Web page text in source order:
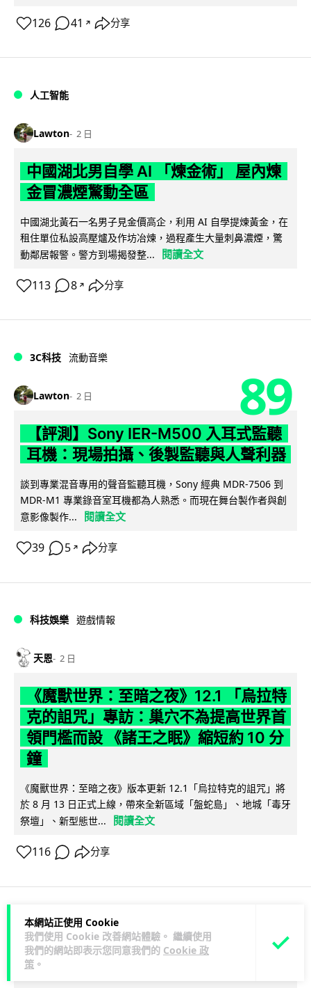
本網站正使用 Cookie
我們使用 Cookie 改善網站體驗。 繼續使用
我們的網站即表示您同意我們的 Cookie 政
策 。
126 41 ↗ 分享
人工智能
Lawton 2 日
中國湖北男自學 AI 「煉金術」 屋內煉
金冒濃煙驚動全區
中國湖北黃石一名男子見金價高企，利用 AI 自學提煉黃金，在
租住單位私設高壓爐及作坊冶煉，過程產生大量刺鼻濃煙，驚
動鄰居報警。警方到場揭發整...
閱讀全文
113 8 ↗ 分享
3C科技 流動音樂
Lawton 2 日 89
【評測】Sony IER-M500 入耳式監聽
耳機：現場拍攝、後製監聽與人聲利器
談到專業混音專用的聲音監聽耳機，Sony 經典 MDR-7506 到
MDR-M1 專業錄音室耳機都為人熟悉。而現在舞台製作者與創
意影像製作...
閱讀全文
39 5 ↗ 分享
科技娛樂 遊戲情報
天恩 2 日
《魔獸世界：至暗之夜》12.1 「烏拉特
克的詛咒」專訪：巢穴不為提高世界首
領門檻而設 《諸王之眠》縮短約 10 分
鐘
《魔獸世界：至暗之夜》版本更新 12.1「烏拉特克的詛咒」將
於 8 月 13 日正式上線，帶來全新區域「盤蛇島」、地城「毒牙
祭壇」、新型態世...
閱讀全文
116 分享
科技娛樂 遊戲情報
Lawton